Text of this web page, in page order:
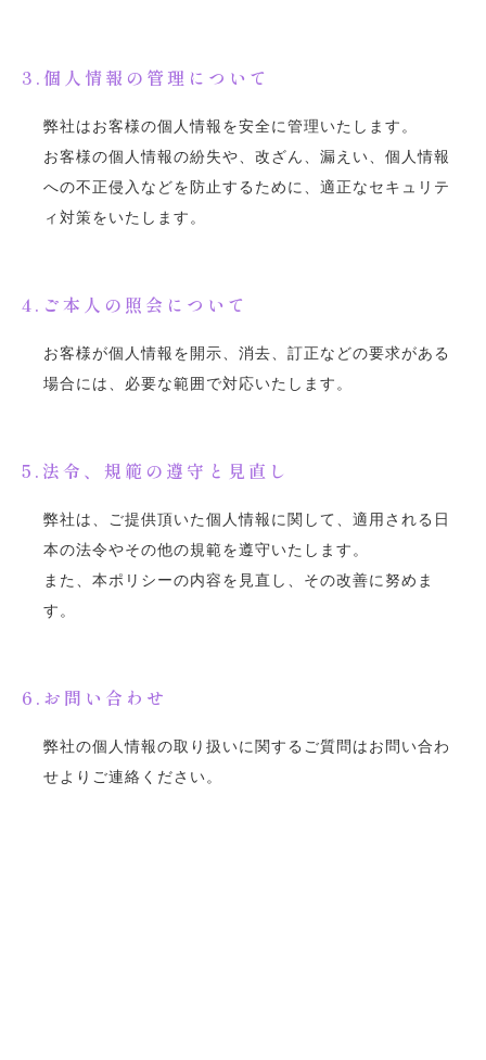
3.個人情報の管理について
弊社はお客様の個人情報を安全に管理いたします。
お客様の個人情報の紛失や、改ざん、漏えい、個人情報
への不正侵入などを防止するために、適正なセキュリテ
ィ対策をいたします。
4.ご本人の照会について
お客様が個人情報を開示、消去、訂正などの要求がある
場合には、必要な範囲で対応いたします。
5.法令、規範の遵守と見直し
弊社は、ご提供頂いた個人情報に関して、適用される日
本の法令やその他の規範を遵守いたします。
また、本ポリシーの内容を見直し、その改善に努めま
す。
6.お問い合わせ
弊社の個人情報の取り扱いに関するご質問はお問い合わ
せよりご連絡ください。